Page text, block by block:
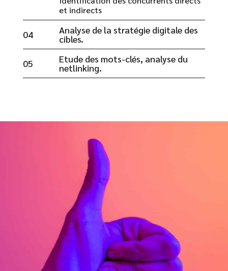
et indirects
04 Analyse de la stratégie digitale des
cibles.
05 Etude des mots-clés, analyse du
netlinking.